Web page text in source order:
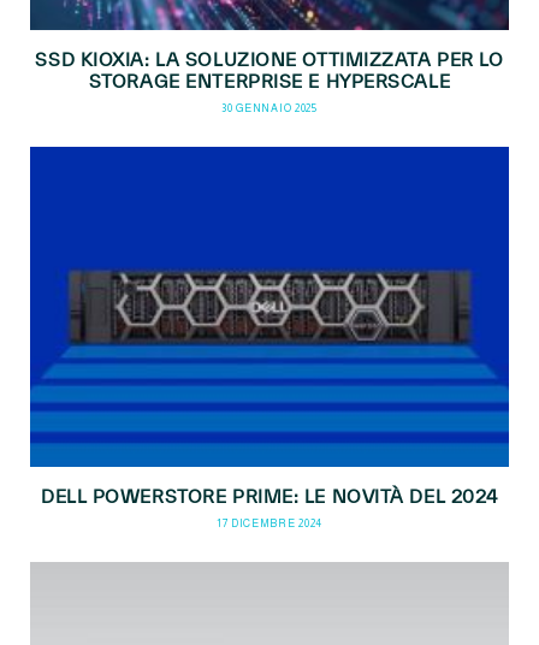
SSD KIOXIA: LA SOLUZIONE OTTIMIZZATA PER LO
STORAGE ENTERPRISE E HYPERSCALE
30 GENNAIO 2025
DELL POWERSTORE PRIME: LE NOVITÀ DEL 2024
17 DICEMBRE 2024